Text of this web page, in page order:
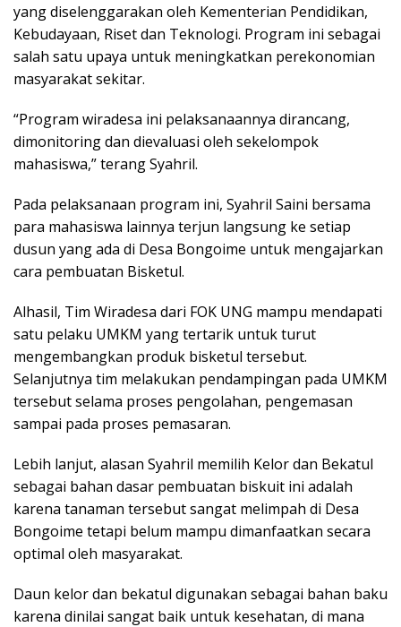
yang diselenggarakan oleh Kementerian Pendidikan,
Kebudayaan, Riset dan Teknologi. Program ini sebagai
salah satu upaya untuk meningkatkan perekonomian
masyarakat sekitar.
“Program wiradesa ini pelaksanaannya dirancang,
dimonitoring dan dievaluasi oleh sekelompok
mahasiswa,” terang Syahril.
Pada pelaksanaan program ini, Syahril Saini bersama
para mahasiswa lainnya terjun langsung ke setiap
dusun yang ada di Desa Bongoime untuk mengajarkan
cara pembuatan Bisketul.
Alhasil, Tim Wiradesa dari FOK UNG mampu mendapati
satu pelaku UMKM yang tertarik untuk turut
mengembangkan produk bisketul tersebut.
Selanjutnya tim melakukan pendampingan pada UMKM
tersebut selama proses pengolahan, pengemasan
sampai pada proses pemasaran.
Lebih lanjut, alasan Syahril memilih Kelor dan Bekatul
sebagai bahan dasar pembuatan biskuit ini adalah
karena tanaman tersebut sangat melimpah di Desa
Bongoime tetapi belum mampu dimanfaatkan secara
optimal oleh masyarakat.
Daun kelor dan bekatul digunakan sebagai bahan baku
karena dinilai sangat baik untuk kesehatan, di mana